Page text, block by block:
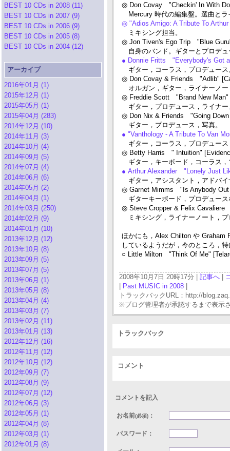
BEST 10 CDs in 2008 (11)
BEST 10 CDs in 2007 (9)
BEST 10 CDs in 2006 (9)
BEST 10 CDs in 2005 (8)
BEST 10 CDs in 2004 (12)
アーカイブ
2016年01月 (1)
2015年12月 (1)
2015年05月 (1)
2015年04月 (283)
2014年12月 (10)
2014年11月 (3)
2014年10月 (4)
2014年09月 (5)
2014年07月 (4)
2014年06月 (6)
2014年05月 (2)
2014年04月 (1)
2014年03月 (250)
2014年02月 (9)
2014年01月 (10)
2013年12月 (12)
2013年10月 (8)
2013年09月 (5)
2013年07月 (5)
2013年06月 (1)
2013年05月 (8)
2013年04月 (4)
2013年03月 (7)
2013年02月 (11)
2013年01月 (13)
2012年12月 (16)
2012年11月 (12)
2012年10月 (12)
2012年09月 (7)
2012年08月 (9)
2012年07月 (12)
2012年06月 (3)
2012年05月 (1)
2012年04月 (8)
2012年03月 (1)
2012年01月 (8)
◎ Don Covay "Checkin' In With
Mercury 時代の編集盤。選曲とラ
◎ "Adios Amigo: A Tribute To
ミキシング担当。
◎ Jon Tiven's Ego Trip "Blue
自身のバンド。ギターとプロデュ
● Donnie Fritts "Everybody's Got
ギター，コーラス，プロデュース
◎ Don Covay & Friends "Adlib"
オルガン，ギター，ライナーノー
◎ Freddie Scott "Brand New
ギター，プロデュース，ライナー
◎ Don Nix & Friends "Going
ギター，プロデュース，写真。
● "Vanthology - A Tribute To Van
ギター，コーラス，プロデュー
◎ Betty Harris " Intuition"
ギター，キーボード，コーラス，
● Arthur Alexander "Lonely Just
ギター，アシスタント，アドバイ
◎ Garnet Mimms "Is Anybody
ギターキーボード，プロデュース
◎ Steve Cropper & Felix
ミキシング，ライナーノート，プ
ほかにも，Alex Chilton や Graham
しているようだが，今のところ，
○ Little Milton "Think Of Me"
2008年10月7日 20時17分 | 記事へ
Past MUSIC in 2008
トラックバックURL：http://
※ブログ管理者が承認するまで表示
トラックバック
コメント
コメントを記入
お名前(必須) ：
パスワード：